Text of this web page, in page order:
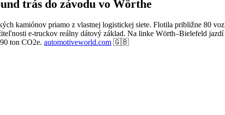
trás do závodu vo Wörthe
kamiónov priamo z vlastnej logistickej siete. Flotila približne 80
e-truckov reálny dátový základ. Na linke Wörth–Bielefeld
ton CO2e. automotiveworld.com 🇬🇧